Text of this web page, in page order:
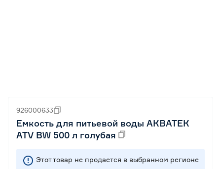
926000633
Емкость для питьевой воды АКВАТЕК
ATV BW 500 л голубая
Этот товар не продается в выбранном регионе